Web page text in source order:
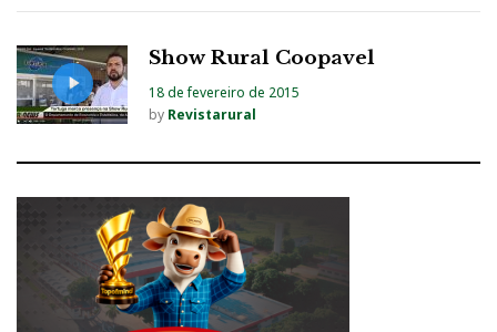
Show Rural Coopavel
18 de fevereiro de 2015
by Revistarural